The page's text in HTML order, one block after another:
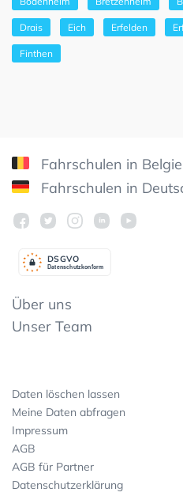
Drais Eich Erfelden
Finthen
Fahrschulen in
Fahrschulen in
Datenschutzkonform
DSGVO
Über uns
Unser Team
Daten löschen lassen
Meine Daten abfragen
Impressum
AGB
AGB für Partner
Datenschutzerklärung